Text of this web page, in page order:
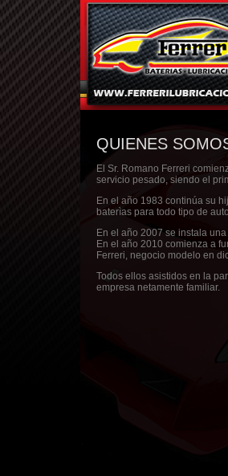
QUIENES
El Sr. Romano Ferreri
servicio pesado, siendo el
En el año 1983 continúa su
baterìas para todo tipo de
En el año 2007 se instala
En el año 2010 comienza a
Ferreri, negocio modelo en
Todos ellos asistidos en la
empresa netamente familiar.